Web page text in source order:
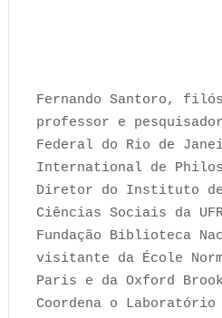
Fernando Santoro,
professor e
Federal do Rio de
International de
Diretor do Instituto
Ciências Sociais da
Fundação Biblioteca
visitante da École
Paris e da Oxford
Coordena o Laboratório